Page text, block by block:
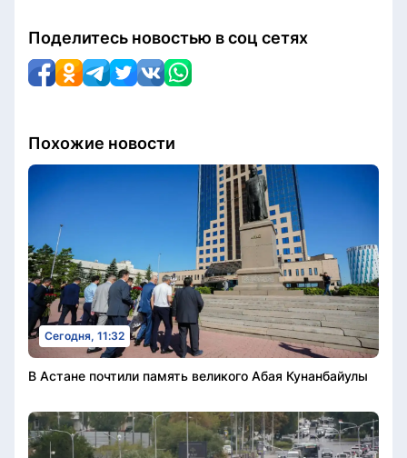
Поделитесь новостью в соц сетях
Похожие новости
Сегодня, 11:32
В Астане почтили память великого Абая Кунанбайулы